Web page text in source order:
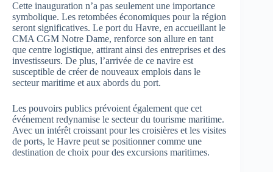
Cette inauguration n’a pas seulement une importance
symbolique. Les retombées économiques pour la région
seront significatives. Le port du Havre, en accueillant le
CMA CGM Notre Dame, renforce son allure en tant
que centre logistique, attirant ainsi des entreprises et des
investisseurs. De plus, l’arrivée de ce navire est
susceptible de créer de nouveaux emplois dans le
secteur maritime et aux abords du port.
Les pouvoirs publics prévoient également que cet
événement redynamise le secteur du tourisme maritime.
Avec un intérêt croissant pour les croisières et les visites
de ports, le Havre peut se positionner comme une
destination de choix pour des excursions maritimes.